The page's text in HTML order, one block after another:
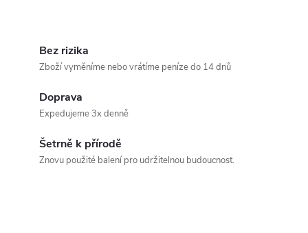
Bez rizika
Zboží vyměníme nebo vrátíme peníze do 14 dnů
Doprava
Expedujeme 3x denně
Šetrně k přírodě
Znovu použité balení pro udržitelnou budoucnost.